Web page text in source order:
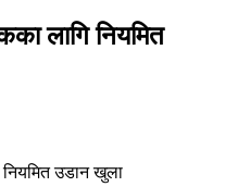
लागि नियमित